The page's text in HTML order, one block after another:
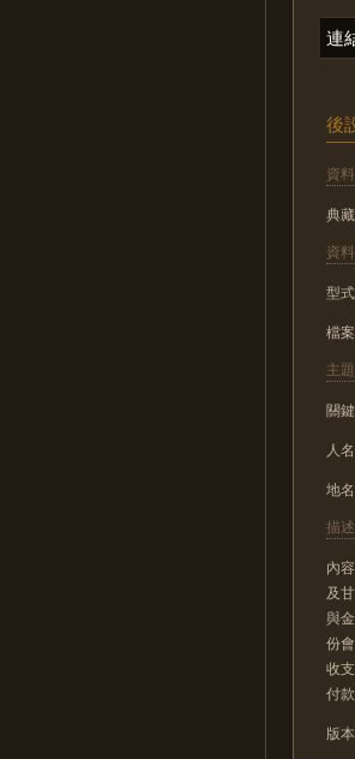
連
後
資
典
資
型
檔
主
關
人
地
描述
內
及
與
份
收
付
版